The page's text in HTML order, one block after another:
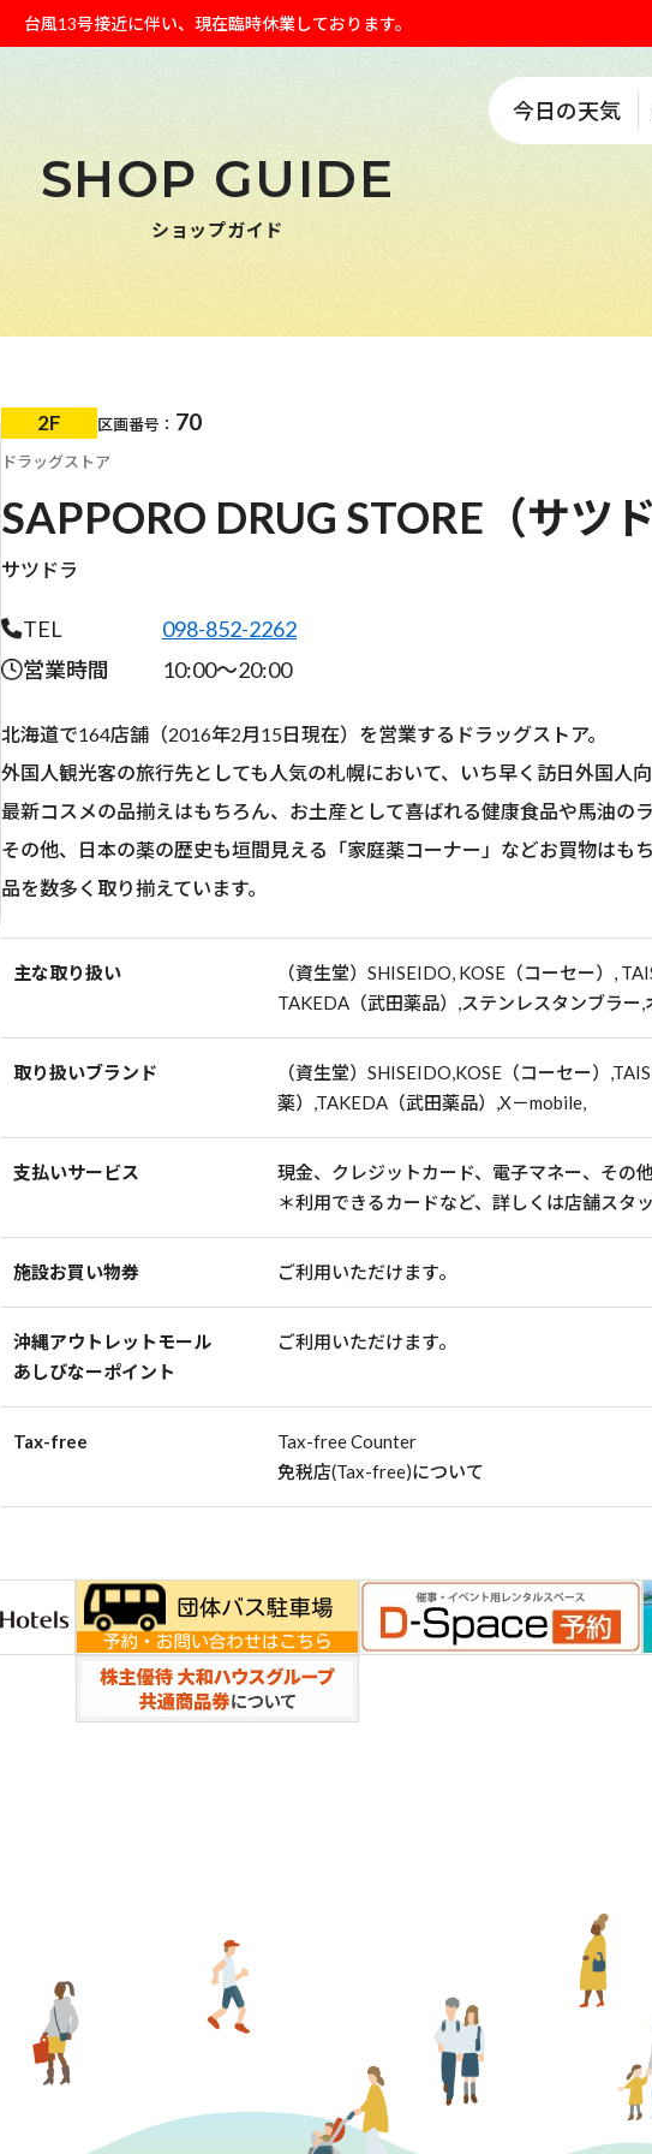
台風13号接近に伴い、現在臨時休業しております。
今日の天気
SHOP GUIDE
ショップガイド
2F 区画番号： 70
ドラッグストア
SAPPORO DRUG STORE（サツド
サツドラ
TEL
098-852-2262
営業時間
10:00〜20:00
北海道で164店舗（2016年2月15日現在）を営業するドラッグストア。
外国人観光客の旅行先としても人気の札幌において、いち早く訪日外国人向
最新コスメの品揃えはもちろん、お土産として喜ばれる健康食品や馬油の
その他、日本の薬の歴史も垣間見える「家庭薬コーナー」などお買物はも
品を数多く取り揃えています。
主な取り扱い
（資生堂）SHISEIDO, KOSE（コーセー）,
TAKEDA（武田薬品）,ステンレスタンブラー,
取り扱いブランド
（資生堂）SHISEIDO,KOSE（コーセー）
薬）,TAKEDA（武田薬品）,X－mobile,
支払いサービス
現金、クレジットカード、電子マネー、その他
＊利用できるカードなど、詳しくは店舗スタ
施設お買い物券 ご利用いただけます。
沖縄アウトレットモール
あしびなーポイント
ご利用いただけます。
Tax-free
Tax-free Counter
免税店(Tax-free)について